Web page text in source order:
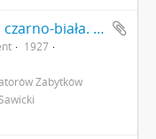
Odbitka pozytywowa czarno-biała. Gródek pow. Równe. Stanowisko paleolityczne II :"Rozkopywanie L. Sawickiego II-go stanow. orinjackiego w Gródku. X. 1927 r. Fot. L. Sawicki" s. 2: adnotacje odręczne oraz pieczątki
1927
Zabytków